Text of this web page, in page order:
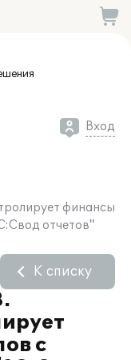
Вход
финансы
отчетов"
с
К списку